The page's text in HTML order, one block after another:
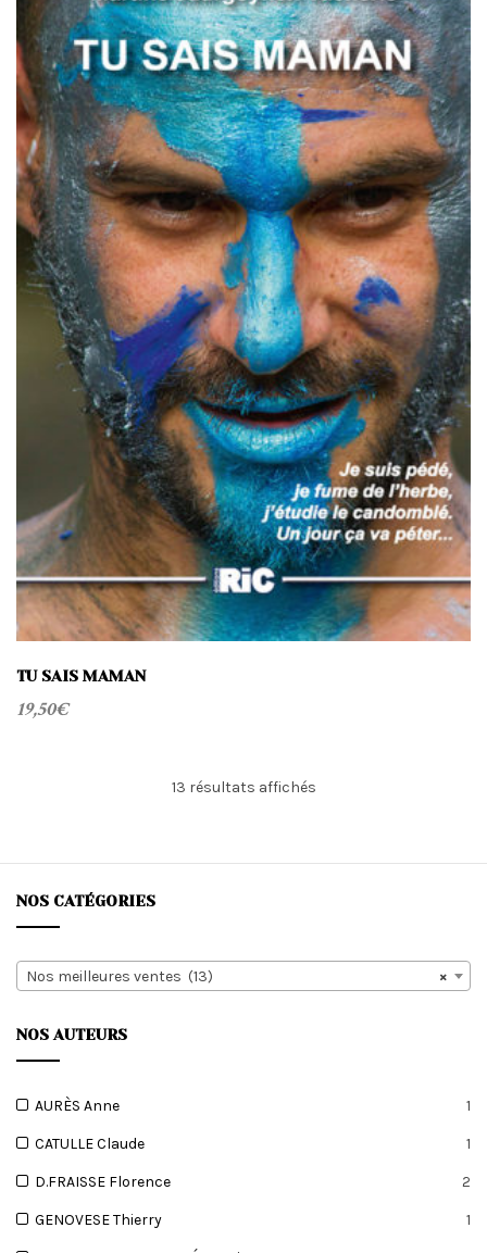
TU SAIS MAMAN
19,50€
13 résultats affichésTrié
au
NOS CATÉGORIES
×
Nos meilleures ventes (13)
NOS AUTEURS
AURÈS Anne 1
CATULLE Claude 1
D.FRAISSE Florence 2
GENOVESE Thierry 1